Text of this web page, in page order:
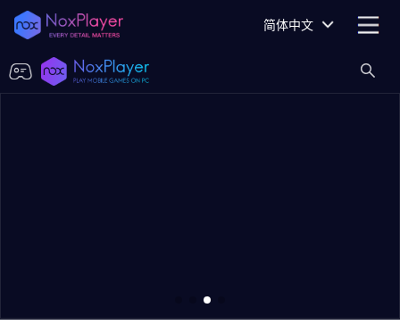
简体中文